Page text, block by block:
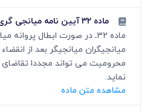
ماده ۳۲ آیین نامه میانجی گری در امور کیفری
ماده 32ـ در صورت ابطال
محرومیت می تواند مجددا
نماید.
مشاهده متن ماده